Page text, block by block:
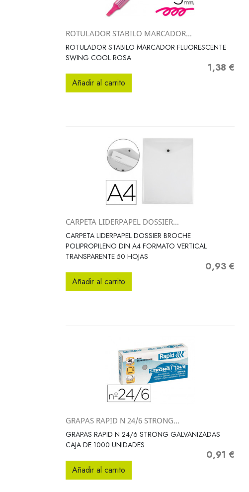
 Vista rápida
ROTULADOR STABILO MARCADOR...
ROTULADOR STABILO MARCADOR FLUORESCENTE
SWING COOL ROSA
Precio
1,38 €
Añadir al carrito
Vista rápida
CARPETA LIDERPAPEL DOSSIER...
CARPETA LIDERPAPEL DOSSIER BROCHE
POLIPROPILENO DIN A4 FORMATO VERTICAL
TRANSPARENTE 50 HOJAS
Precio
0,93 €
Añadir al carrito
Vista rápida
GRAPAS RAPID N 24/6 STRONG...
GRAPAS RAPID N 24/6 STRONG GALVANIZADAS
CAJA DE 1000 UNIDADES
Precio
0,91 €
Añadir al carrito